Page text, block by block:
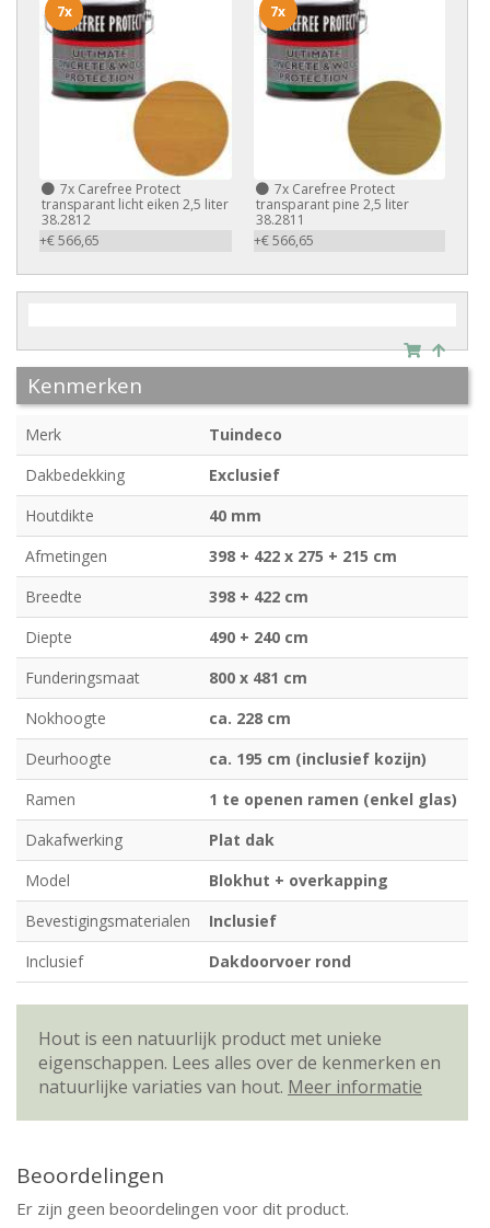
7x Carefree Protect
transparant licht eiken 2,5 liter
38.2812
+€ 566,65
7x
7xCarefree Protect
transparant pine 2,5 liter
38.2811
+€ 566,65
7x
Kenmerken
Merk
Tuindeco
Dakbedekking
Exclusief
Houtdikte
40 mm
Afmetingen
398 + 422 x 275 + 215 cm
Breedte
398 + 422 cm
Diepte
490 + 240 cm
Funderingsmaat
800 x 481 cm
Nokhoogte
ca. 228 cm
Deurhoogte
ca. 195 cm (inclusief kozijn)
Ramen
1 te openen ramen (enkel glas)
Dakafwerking
Plat dak
Model
Blokhut + overkapping
Bevestigingsmaterialen
Inclusief
Inclusief
Dakdoorvoer rond
Hout is een natuurlijk product met unieke
eigenschappen. Lees alles over de kenmerken en
natuurlijke variaties van hout. Meer informatie
Beoordelingen
Er zijn geen beoordelingen voor dit product.